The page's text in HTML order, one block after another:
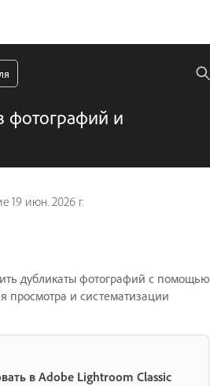
фотографий и
19 июн. 2026 г.
дубликаты фотографий с помощью
просмотра и систематизации
в Adobe Lightroom Classic